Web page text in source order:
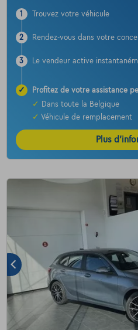
1 Trouvez votre véhicule
2 Rendez-vous dans votre
3 Le vendeur active
✓
Profitez de votre assistance
✓
Dans toute la Belgique
✓ Véhicule de remplacement
Plus